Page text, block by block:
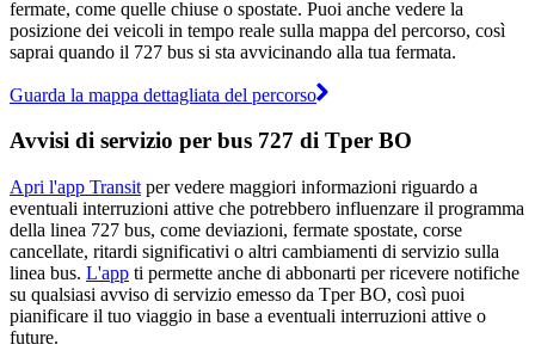
fermate, come quelle chiuse o spostate. Puoi anche vedere la
posizione dei veicoli in tempo reale sulla mappa del percorso, così
saprai quando il 727 bus si sta avvicinando alla tua fermata.
Guarda la mappa dettagliata del percorso
Avvisi di servizio per bus 727 di Tper BO
Apri l'app Transit per vedere maggiori informazioni riguardo a
eventuali interruzioni attive che potrebbero influenzare il programma
della linea 727 bus, come deviazioni, fermate spostate, corse
cancellate, ritardi significativi o altri cambiamenti di servizio sulla
linea bus. L'app ti permette anche di abbonarti per ricevere notifiche
su qualsiasi avviso di servizio emesso da Tper BO, così puoi
pianificare il tuo viaggio in base a eventuali interruzioni attive o
future.